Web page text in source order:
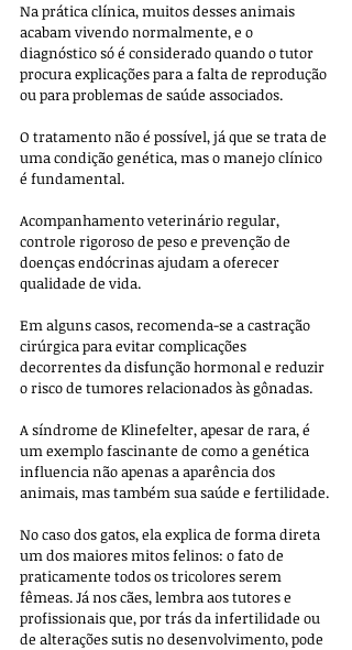
Na prática clínica, muitos desses animais
acabam vivendo normalmente, e o
diagnóstico só é considerado quando o tutor
procura explicações para a falta de reprodução
ou para problemas de saúde associados.
O tratamento não é possível, já que se trata de
uma condição genética, mas o manejo clínico
é fundamental.
Acompanhamento veterinário regular,
controle rigoroso de peso e prevenção de
doenças endócrinas ajudam a oferecer
qualidade de vida.
Em alguns casos, recomenda-se a castração
cirúrgica para evitar complicações
decorrentes da disfunção hormonal e reduzir
o risco de tumores relacionados às gônadas.
A síndrome de Klinefelter, apesar de rara, é
um exemplo fascinante de como a genética
influencia não apenas a aparência dos
animais, mas também sua saúde e fertilidade.
No caso dos gatos, ela explica de forma direta
um dos maiores mitos felinos: o fato de
praticamente todos os tricolores serem
fêmeas. Já nos cães, lembra aos tutores e
profissionais que, por trás da infertilidade ou
de alterações sutis no desenvolvimento, pode